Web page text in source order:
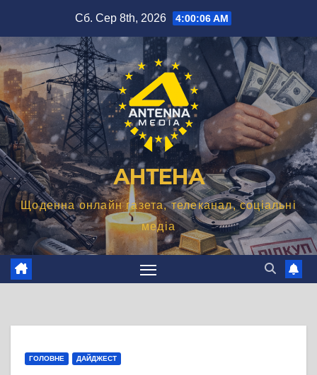
вмісту
Сб. Сер 8th, 2026 4:00:08 AM
АНТЕНА
Щоденна онлайн газета, телеканал, соціальні
медіа
ГОЛОВНЕ ДАЙДЖЕСТ